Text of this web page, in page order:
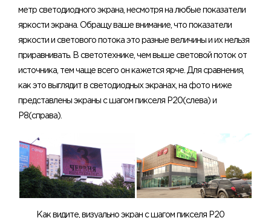
метр светодиодного экрана, несмотря на любые показатели
яркости экрана. Обращу ваше внимание, что показатели
яркости и светового потока это разные величины и их нельзя
приравнивать. В светотехнике, чем выше световой поток от
источника, тем чаще всего он кажется ярче. Для сравнения,
как это выглядит в светодиодных экранах, на фото ниже
представлены экраны с шагом пикселя Р20(слева) и
Р8(справа).
Как видите, визуально экран с шагом пикселя Р20